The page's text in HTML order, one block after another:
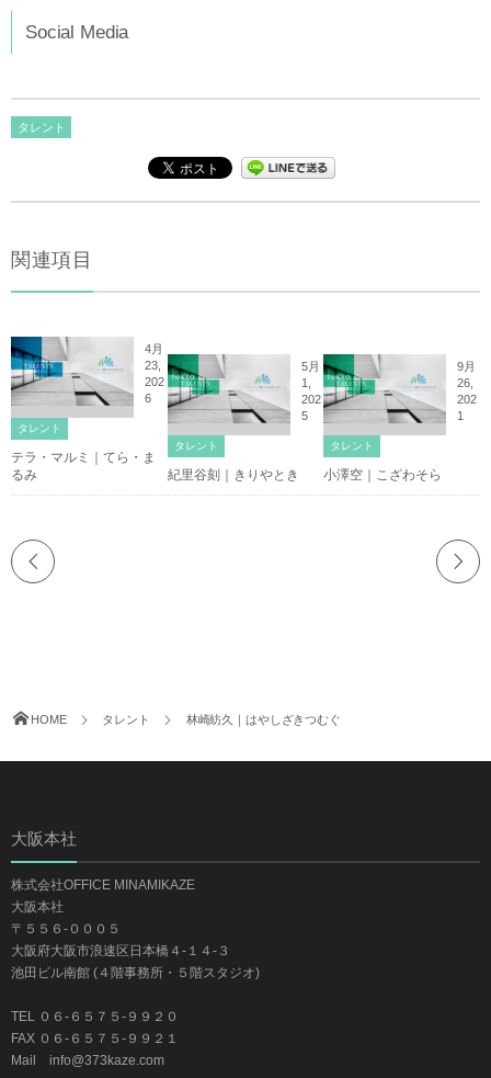
Social Media
タレント
関連項目
4月
23,
202
6
タレント
テラ・マルミ｜てら・ま
るみ
5月
1,
202
5
タレント
紀里谷刻｜きりやとき
9月
26,
202
1
タレント
小澤空｜こざわそら
HOME タレント 林崎紡久｜はやしざきつむぐ
大阪本社
株式会社OFFICE MINAMIKAZE
大阪本社
〒５５６-０００５
大阪府大阪市浪速区日本橋４-１４-３
池田ビル南館 (４階事務所・５階スタジオ)
TEL ０６-６５７５-９９２０
FAX ０６-６５７５-９９２１
Mail info@373kaze.com